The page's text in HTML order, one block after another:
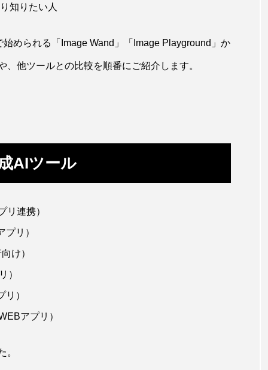
知りたい人
始められる「Image Wand」「Image Playground」か
他ツールとの比較を順番にご紹介します。
AIツール
リ連携）
リ）
け）
）
リ）
アプリ）
。